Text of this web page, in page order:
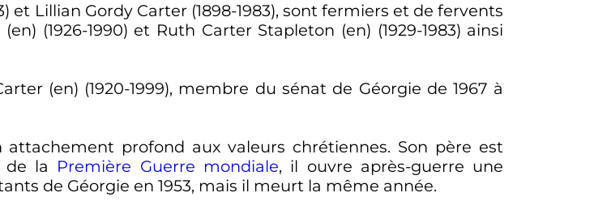
et Lillian Gordy Carter (1898-1983), sont fermiers et de fervents
(en) (1926-1990) et Ruth Carter Stapleton (en) (1929-1983) ainsi
(en) (1920-1999), membre du sénat de Géorgie de 1967 à
profond aux valeurs chrétiennes. Son père est
de la Première Guerre mondiale, il ouvre après-guerre une
de Géorgie en 1953, mais il meurt la même année.